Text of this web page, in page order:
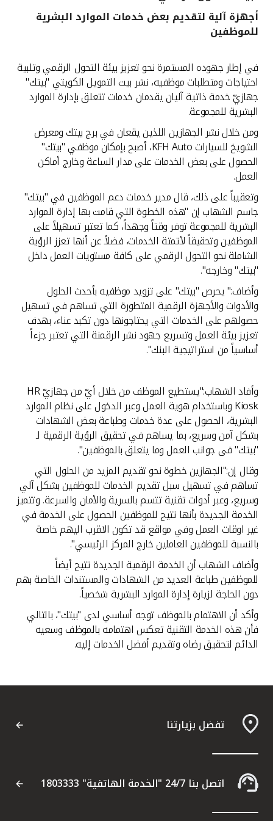
القنوات المصرفية
خدمات ما بعد البيع
اتصل بنا
مواقع الفروع وأجهزة الصرف الآلي
ألمانيا
ماليزيا
تركيا
مصر
المملكة المتحدة
أجهزة آلية لتقديم بعض خدمات الموارد البشرية
للموظفين
في إطار جهوده المستمرة نحو تعزيز بيئة التحول الرقمي وتلبية
احتياجات ومتطلبات موظفيه، نشر بيت التمويل الكويتي "بيتك"
جهازيّ خدمة ذاتية آليان يقدمان خدمات تتعلق بإدارة الموارد
البشرية للمجموعة.
ومن خلال نشر الجهازين اللذين يقعان في برج بيتك ومعرض
الشويخ للسيارات KFH Auto، أصبح بإمكان موظفي "بيتك"
الحصول على بعض الخدمات على مدار الساعة وخارج أماكن
العمل.
وتعقيباً على ذلك، قال مدير خدمات دعم الموظفين في "بيتك"
جاسم الشهاب إن "هذه الخطوة التي قامت بها إدارة الموارد
البشرية للمجموعة توفر وقتاً وجهداً، كما تعتبر تسهيلاً على
الموظفين وتحقيقاً لأتمتة الخدمات، فضلاً عن أنها تعزز الرؤية
الشاملة نحو التحول الرقمي على كافة مستويات العمل داخل
"بيتك" وخارجه".
وأضاف:" يحرص "بيتك" على تزويد موظفيه بأحدث الحلول
والأدوات والأجهزة الرقمية المتطورة التي تساهم في تسهيل
حصولهم على الخدمات التي يحتاجونها دون تكبد عناء، بهدف
تعزيز بيئة العمل وتسريع جهود نشر الرقمنة التي تعتبر جزءاً
أساسياً من استراتيجية البنك".
وأفاد الشهاب:"يستطيع الموظف من خلال أيّ من جهازيّ HR
Kiosk وباستخدام هوية العمل وعبر الدخول على نظام الموارد
البشرية، الحصول على عدة خدمات وطباعة بعض الشهادات
بشكل آمن وسريع، بما يساهم في تحقيق الرؤية الرقمية لـ
"بيتك" فى جوانب العمل وما يتعلق بالموظفين".
وقال إن:"الجهازين خطوة نحو تقديم المزيد من الحلول التي
تساهم في تسهيل سبل تقديم الخدمات للموظفين بشكل آلي
وسريع، وعبر أدوات تقنية تتسم بالسرية والأمان والسرعة. وتتميز
الخدمة الجديدة بأنها تتيح للموظفين الحصول على الخدمة في
غير اوقات العمل وفي مواقع قد تكون الاقرب اليهم خاصة
بالنسبة للموظفين العاملين خارج المركز الرئيسي".
وأضاف الشهاب أن الخدمة الرقمية الجديدة تتيح أيضاً
للموظفين طباعة العديد من الشهادات والمستندات الخاصة بهم
دون الحاجة لزيارة إدارة الموارد البشرية شخصياً.
وأكد أن الاهتمام بالموظف توجه أساسي لدى "بيتك"، بالتالي
فأن هذه الخدمة التقنية تعكس اهتمامه بالموظف وسعيه
الدائم لتحقيق رضاه وتقديم أفضل الخدمات إليه.
تفضل بزيارتنا
اتصل بنا 24/7 "الخدمة الهاتفية" 1803333